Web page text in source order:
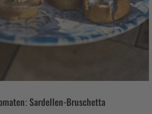
Sardellen-Bruschetta